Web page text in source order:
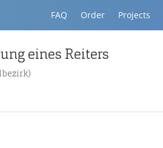
FAQ Order Projects
eines Reiters